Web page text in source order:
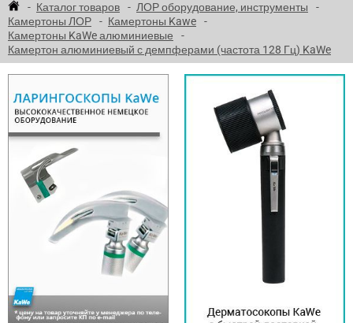
Каталог товаров
ЛОР оборудование, инструменты
Камертоны ЛОР
Камертоны Kawe
Камертоны KaWe алюминиевые
Камертон алюминиевый с демпферами (частота 128 Гц) KaWe